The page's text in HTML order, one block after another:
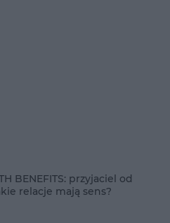
BENEFITS: przyjaciel od
relacje mają sens?